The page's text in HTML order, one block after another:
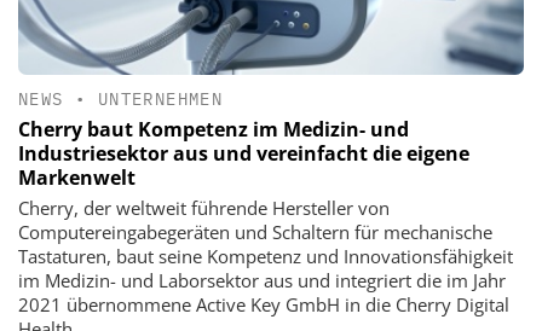
NEWS • UNTERNEHMEN
Cherry baut Kompetenz im Medizin- und
Industriesektor aus und vereinfacht die eigene
Markenwelt
Cherry, der weltweit führende Hersteller von
Computereingabegeräten und Schaltern für mechanische
Tastaturen, baut seine Kompetenz und Innovationsfähigkeit
im Medizin- und Laborsektor aus und integriert die im Jahr
2021 übernommene Active Key GmbH in die Cherry Digital